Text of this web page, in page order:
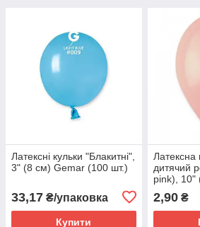
Латексні кульки "Блакитні",
3" (8 см) Gemar (100 шт.)
33,17 ₴/упаковка
Купити
Латексна
дитячий
pink), 10"
2,90₴